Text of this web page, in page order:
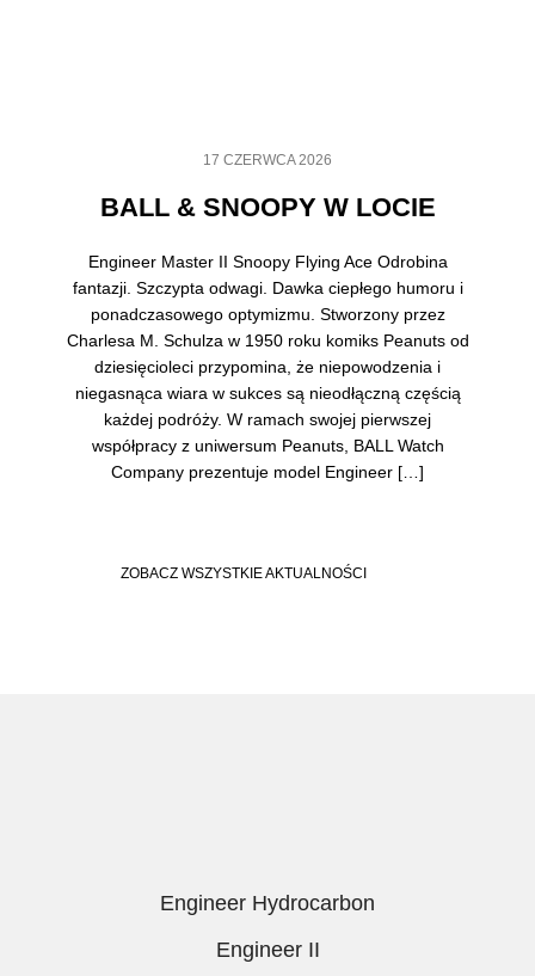
17 CZERWCA 2026
BALL & SNOOPY W LOCIE
Engineer Master II Snoopy Flying Ace Odrobina
fantazji. Szczypta odwagi. Dawka ciepłego humoru i
ponadczasowego optymizmu. Stworzony przez
Charlesa M. Schulza w 1950 roku komiks Peanuts od
dziesięcioleci przypomina, że niepowodzenia i
niegasnąca wiara w sukces są nieodłączną częścią
każdej podróży. W ramach swojej pierwszej
współpracy z uniwersum Peanuts, BALL Watch
Company prezentuje model Engineer […]
ZOBACZ WSZYSTKIE AKTUALNOŚCI
Engineer Hydrocarbon
Engineer II